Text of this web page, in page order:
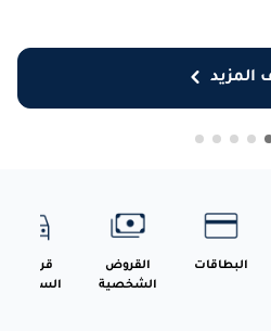
المزيد
البطاقات
القروض
الشخصية
قروض
السيارات